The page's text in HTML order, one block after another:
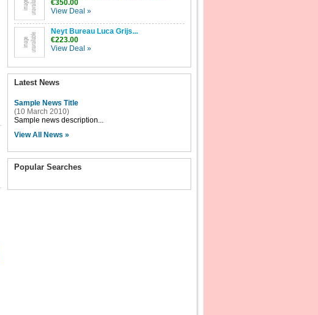
€350.00
View Deal »
Neyt Bureau Luca Grijs...
€223.00
View Deal »
Latest News
Sample News Title
(10 March 2010)
Sample news description...
View All News »
Popular Searches